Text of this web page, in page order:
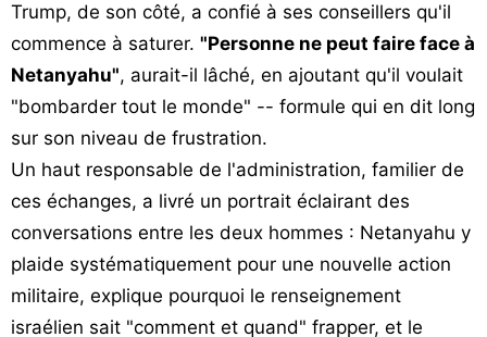
Trump, de son côté, a confié à ses conseillers qu'il
commence à saturer. "Personne ne peut faire face à
Netanyahu", aurait-il lâché, en ajoutant qu'il voulait
"bombarder tout le monde" -- formule qui en dit long
sur son niveau de frustration.
Un haut responsable de l'administration, familier de
ces échanges, a livré un portrait éclairant des
conversations entre les deux hommes : Netanyahu y
plaide systématiquement pour une nouvelle action
militaire, explique pourquoi le renseignement
israélien sait "comment et quand" frapper, et le